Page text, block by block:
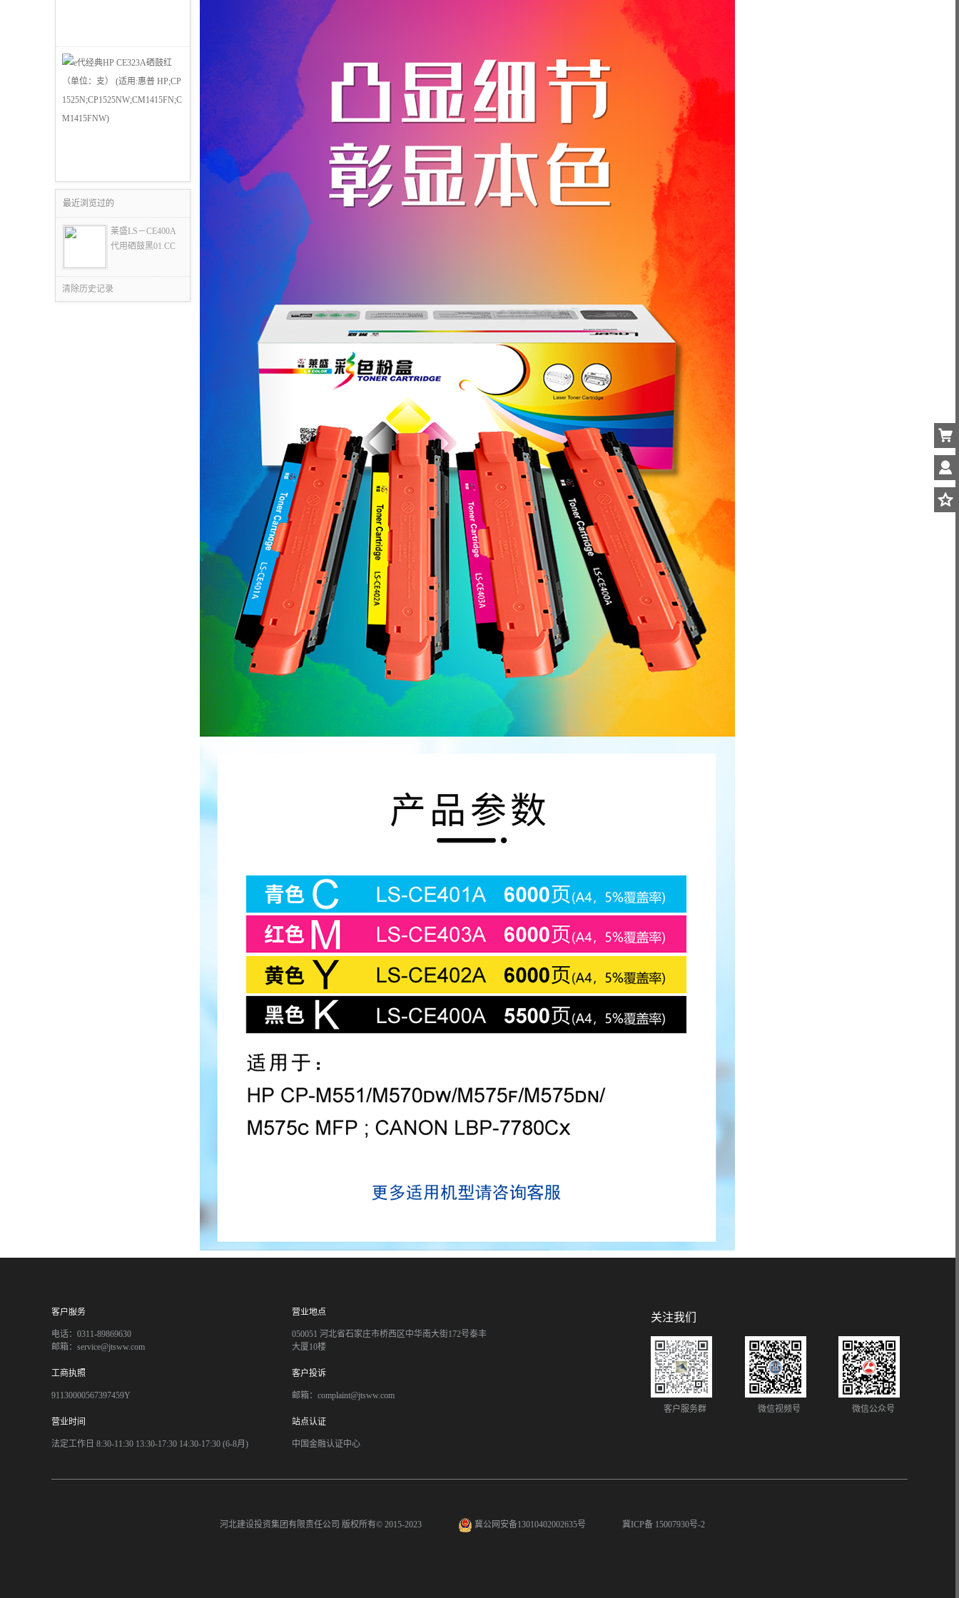
最近浏览过的
莱盛LS－CE400A
代用硒鼓黑01.CC
清除历史记录
客户服务
电话：0311-89869630
邮箱：service@jtsww.com
营业地点
050051 河北省石家庄市桥西区中华南大街172号泰丰
大厦10楼
工商执照
91130000567397459Y
客户投诉
邮箱：complaint@jtsww.com
营业时间
法定工作日 8:30-11:30 13:30-17:30 14:30-17:30 (6-8月)
站点认证
中国金融认证中心
关注我们
客户服务群 微信视频号 微信公众号
河北建设投资集团有限责任公司 版权所有© 2015-2023 冀公网安备13010402002635号 冀ICP备 15007930号-2